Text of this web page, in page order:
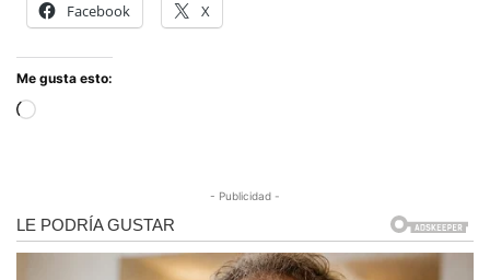
Facebook X
Me gusta esto:
Cargando...
- Publicidad -